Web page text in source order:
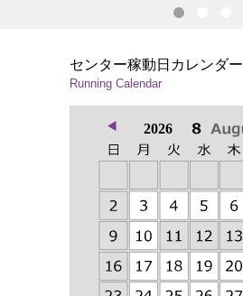
センター稼動日カレンダー
Running Calendar